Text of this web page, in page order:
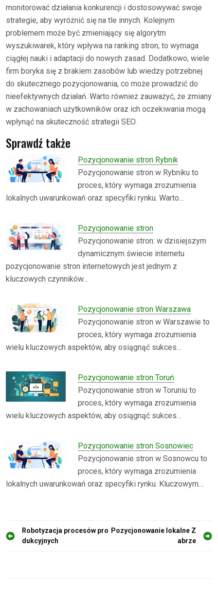
monitorować działania konkurencji i dostosowywać swoje
strategie, aby wyróżnić się na tle innych. Kolejnym
problemem może być zmieniający się algorytm
wyszukiwarek, który wpływa na ranking stron; to wymaga
ciągłej nauki i adaptacji do nowych zasad. Dodatkowo, wiele
firm boryka się z brakiem zasobów lub wiedzy potrzebnej
do skutecznego pozycjonowania, co może prowadzić do
nieefektywnych działań. Warto również zauważyć, że zmiany
w zachowaniach użytkowników oraz ich oczekiwania mogą
wpłynąć na skuteczność strategii SEO.
Sprawdź także
Pozycjonowanie stron Rybnik
Pozycjonowanie stron w Rybniku to
proces, który wymaga zrozumienia
lokalnych uwarunkowań oraz specyfiki rynku. Warto…
Pozycjonowanie stron
Pozycjonowanie stron: w dzisiejszym
dynamicznym świecie internetu
pozycjonowanie stron internetowych jest jednym z
kluczowych czynników…
Pozycjonowanie stron Warszawa
Pozycjonowanie stron w Warszawie to
proces, który wymaga zrozumienia
wielu kluczowych aspektów, aby osiągnąć sukces…
Pozycjonowanie stron Toruń
Pozycjonowanie stron w Toruniu to
proces, który wymaga zrozumienia
wielu kluczowych aspektów, aby osiągnąć sukces…
Pozycjonowanie stron Sosnowiec
Pozycjonowanie stron w Sosnowcu to
proces, który wymaga zrozumienia
lokalnych uwarunkowań oraz specyfiki rynku. Kluczowym…
N
Robotyzacja procesów pro
dukcyjnych
Pozycjonowanie lokalne Z
abrze